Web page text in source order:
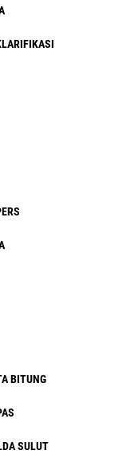
BITUNG
SULUT